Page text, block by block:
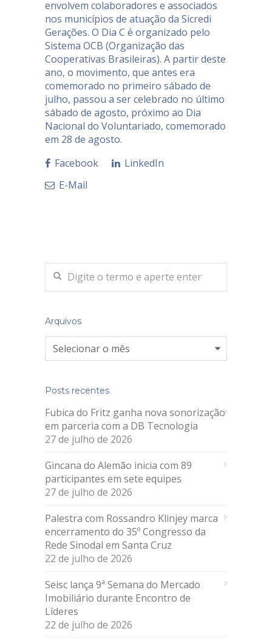
envolvem colaboradores e associados
nos municípios de atuação da Sicredi
Gerações. O Dia C é organizado pelo
Sistema OCB (Organização das
Cooperativas Brasileiras). A partir deste
ano, o movimento, que antes era
comemorado no primeiro sábado de
julho, passou a ser celebrado no último
sábado de agosto, próximo ao Dia
Nacional do Voluntariado, comemorado
em 28 de agosto.
Facebook
LinkedIn
E-Mail
Arquivos
Arquivos
Posts recentes
Fubica do Fritz ganha nova sonorização
em parceria com a DB Tecnologia
27 de julho de 2026
Gincana do Alemão inicia com 89
participantes em sete equipes
27 de julho de 2026
Palestra com Rossandro Klinjey marca
encerramento do 35º Congresso da
Rede Sinodal em Santa Cruz
22 de julho de 2026
Seisc lança 9ª Semana do Mercado
Imobiliário durante Encontro de
Líderes
22 de julho de 2026